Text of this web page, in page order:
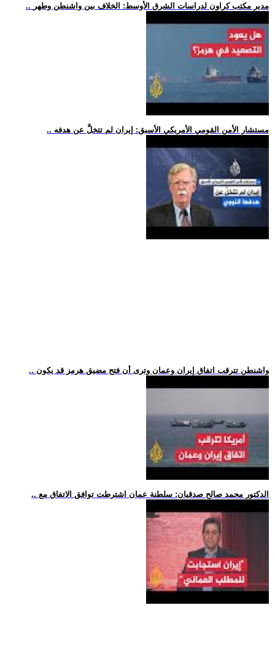
.. مدير مكتب كراون لدراسات الشرق الأوسط: الخلاف بين واشنطن وطهر
.. مستشار الأمن القومي الأمريكي الأسبق: إيران لم تتخلَّ عن هدفه
.. واشنطن تترقب اتفاق إيران وعمان وترى أن فتح مضيق هرمز قد يكون
.. الدكتور محمد صالح صدقيان: سلطنة عمان اشترطت توافق الاتفاق مع